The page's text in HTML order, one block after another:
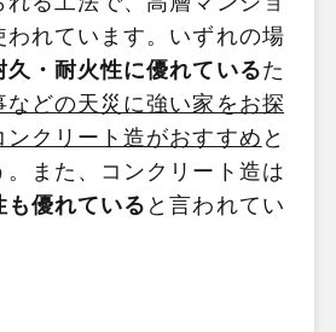
われています。いずれの場
久・耐火性に優れているた
などの天災に強い家をお探
ンクリート造がおすすめ と
また、コンクリート造は
も優れている と言われてい